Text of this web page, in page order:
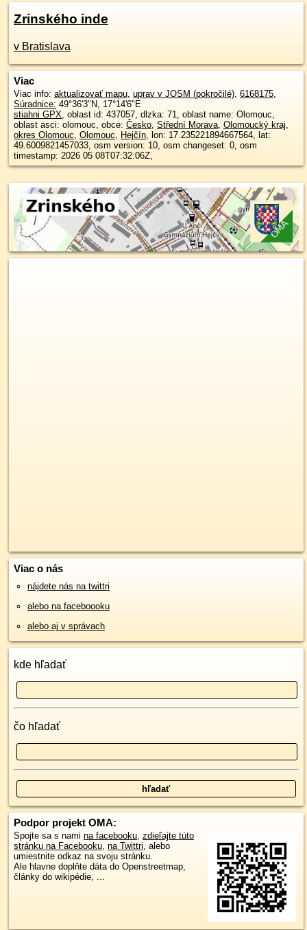
Zrinského inde
v Bratislava
Viac
Viac info: aktualizovať mapu, uprav v JOSM (pokročilé), 6168175,
Súradnice: 49°36'3"N, 17°14'6"E
stiahni GPX, oblast id: 437057, dlzka: 71, oblast name: Olomouc,
oblast asci: olomouc, obce: Česko, Střední Morava, Olomoucký kraj,
okres Olomouc, Olomouc, Hejčín, lon: 17.235221894667564, lat:
49.6009821457033, osm version: 10, osm changeset: 0, osm
timestamp: 2026 05 08T07:32:06Z,
Viac o nás
nájdete nás na twittri
alebo na faceboooku
alebo aj v správach
kde hľadať
čo hľadať
Podpor projekt OMA:
Spojte sa s nami na facebooku, zdieľajte túto
stránku na Facebooku, na Twittri, alebo
umiestnite odkaz na svoju stránku.
Ale hlavne doplňte dáta do Openstreetmap,
články do wikipédie, ...